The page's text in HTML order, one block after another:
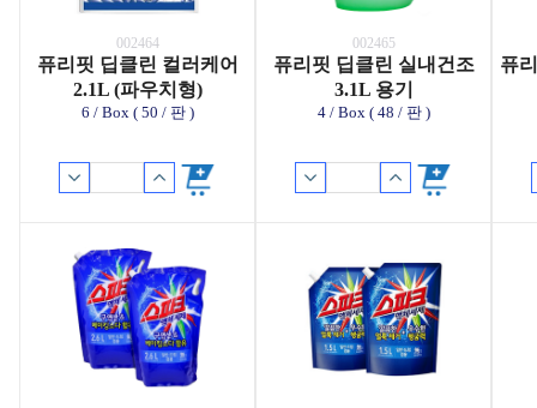
002464
퓨리핏 딥클린 컬러케어
2.1L (파우치형)
6 / Box ( 50 / 판 )
002465
퓨리핏 딥클린 실내건조
3.1L 용기
4 / Box ( 48 / 판 )
퓨